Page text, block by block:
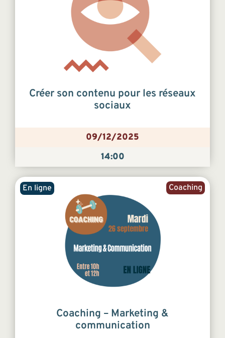
Créer son contenu pour les réseaux
sociaux
09/12/2025
14:00
Coaching
En ligne
Coaching – Marketing &
communication